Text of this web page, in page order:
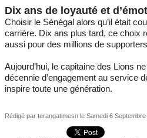
Dix ans de loyauté et
Choisir le Sénégal alors qu’il était
carrière. Dix ans plus tard, ce choix
aussi pour des millions de
Aujourd’hui, le capitaine des Lions
décennie d’engagement au service
inspire toute une génération.
Rédigé par terangatimesnle Samedi 6 Septembre